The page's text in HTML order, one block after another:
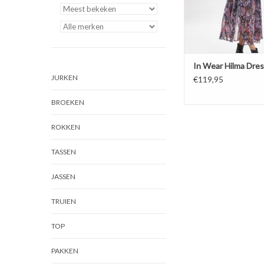
JURKEN
BROEKEN
ROKKEN
TASSEN
JASSEN
TRUIEN
TOP
PAKKEN
In Wear Hilma
€119,95